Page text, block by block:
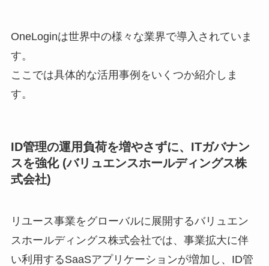
OneLoginは世界中の様々な業界で導入されていま
す。
ここでは具体的な活用事例をいくつか紹介しま
す。
ID管理の運用負荷を増やさずに、ITガバナン
スを強化 (バリュエンスホールディングス株
式会社)
リユース事業をグローバルに展開するバリュエン
スホールディングス株式会社では、事業拡大に伴
い利用するSaaSアプリケーションが増加し、ID管